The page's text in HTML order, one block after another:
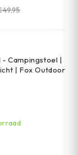
49,95
- Campingstoel |
| Fox Outdoor